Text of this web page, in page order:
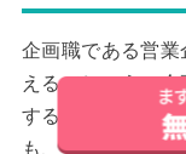
企画職である営
えるでしょう。
する力のことで
も、アイデアの